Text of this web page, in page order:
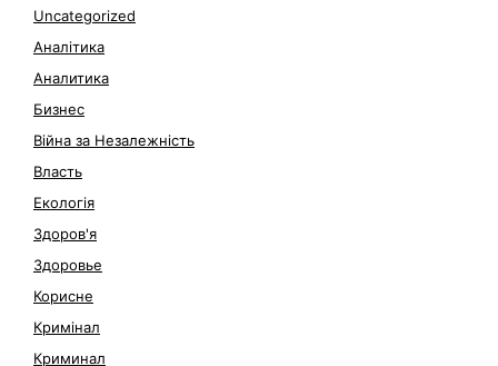
Uncategorized
Аналітика
Аналитика
Бизнес
Війна за Незалежність
Власть
Екологія
Здоров'я
Здоровье
Корисне
Кримінал
Криминал